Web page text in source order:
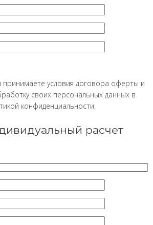
принимаете условия договора оферты и
своих персональных данных в
конфиденциальности.
расчет